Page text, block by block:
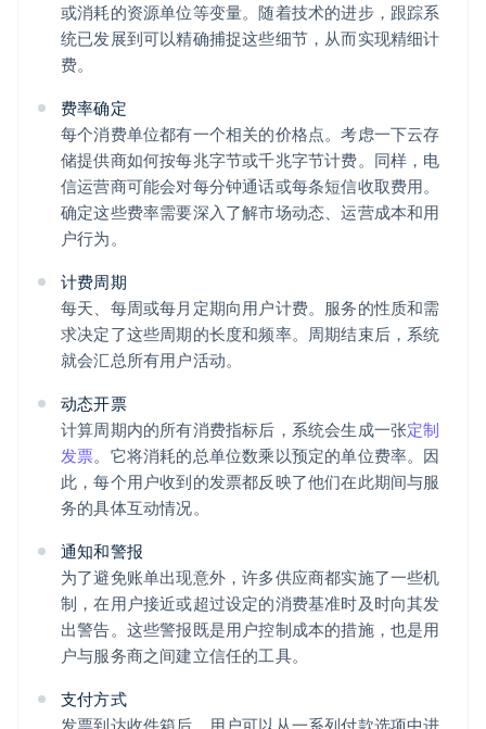
或消耗的资源单位等变量。随着技术的进步，跟踪系
统已发展到可以精确捕捉这些细节，从而实现精细计
费。
费率确定
每个消费单位都有一个相关的价格点。考虑一下云存
储提供商如何按每兆字节或千兆字节计费。同样，电
信运营商可能会对每分钟通话或每条短信收取费用。
确定这些费率需要深入了解市场动态、运营成本和用
户行为。
计费周期
每天、每周或每月定期向用户计费。服务的性质和需
求决定了这些周期的长度和频率。周期结束后，系统
就会汇总所有用户活动。
动态开票
计算周期内的所有消费指标后，系统会生成一张定制
发票。它将消耗的总单位数乘以预定的单位费率。因
此，每个用户收到的发票都反映了他们在此期间与服
务的具体互动情况。
通知和警报
为了避免账单出现意外，许多供应商都实施了一些机
制，在用户接近或超过设定的消费基准时及时向其发
出警告。这些警报既是用户控制成本的措施，也是用
户与服务商之间建立信任的工具。
支付方式